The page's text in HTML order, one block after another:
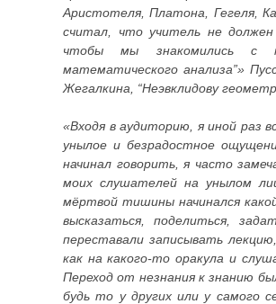
Аристотеля, Платона, Гегеля,
считал, что учитель не должен
чтобы мы знакомились с
математического анализа”»
Жегалкина, “Неэвклидову
«Входя в аудиторию, я иной раз
унылое и безрадостное
начинал говорить, я часто
моих слушателей на унылом
мёртвой тишины начинался
высказаться, поделиться,
переставали записывать
как на какого-то оракула и
Переход от незнания к знанию
будь то у других или у самого